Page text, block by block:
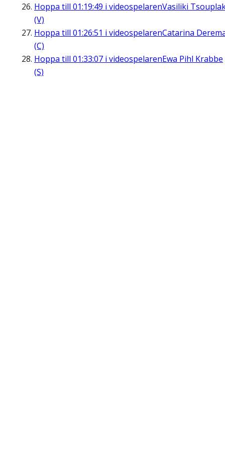
Hoppa till 01:19:49 i videospelarenVasiliki
(V)
Hoppa till 01:26:51 i videospelarenCatarina
(C)
Hoppa till 01:33:07 i videospelarenEwa Pihl Krabbe
(S)